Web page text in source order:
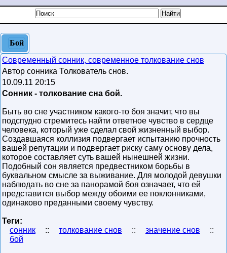
Бой
Современный сонник, современное толкование снов
Автор сонника Толкователь снов.
10.09.11 20:15
Сонник - толкование сна бой.
Быть во сне участником какого-то боя значит, что вы
подспудно стремитесь найти ответное чувство в сердце
человека, который уже сделал свой жизненный выбор.
Создавшаяся коллизия подвергает испытанию прочность
вашей репутации и подвергает риску саму основу дела,
которое составляет суть вашей нынешней жизни.
Подобный сон является предвестником борьбы в
буквальном смысле за выживание. Для молодой девушки
наблюдать во сне за панорамой боя означает, что ей
представится выбор между обоими ее поклонниками,
одинаково преданными своему чувству.
Теги:
сонник
:: толкование снов :: значение снов
::
бой